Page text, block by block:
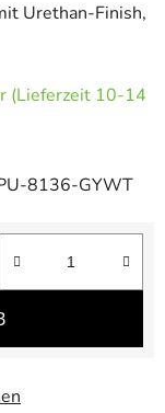
Urethan-Finish,
(Lieferzeit 10-14
8136-GYWT